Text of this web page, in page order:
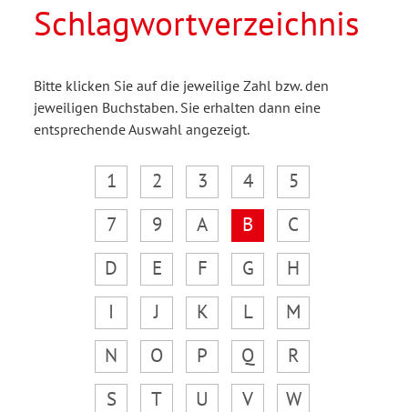
Schlagwortverzeichnis
Bitte klicken Sie auf die jeweilige Zahl bzw. den
jeweiligen Buchstaben. Sie erhalten dann eine
entsprechende Auswahl angezeigt.
1 2 3 4
5
7
9 A B
C
D
E F G
H
I
J K L
M
N
O P Q
R
S
T U V
W